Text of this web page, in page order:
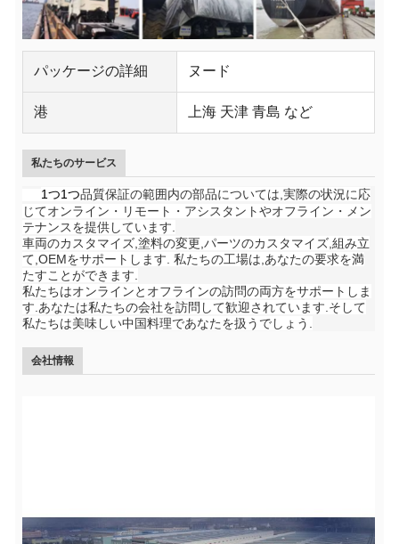
パッケージの詳細 ヌード
港 上海 天津 青島 など
私たちのサービス
1つ1つ品質保証の範囲内の部品については,実際の状況に応
じてオンライン・リモート・アシスタントやオフライン・メン
テナンスを提供しています.
車両のカスタマイズ,塗料の変更,パーツのカスタマイズ,組み立
て,OEMをサポートします. 私たちの工場は,あなたの要求を満
たすことができます.
私たちはオンラインとオフラインの訪問の両方をサポートしま
す.あなたは私たちの会社を訪問して歓迎されています.そして
私たちは美味しい中国料理であなたを扱うでしょう.
会社情報